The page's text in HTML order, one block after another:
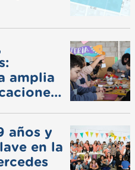
amplia
años y
en la